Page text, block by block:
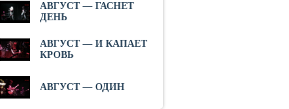
АВГУСТ — ГАСНЕТ
ДЕНЬ
АВГУСТ — И КАПАЕТ
КРОВЬ
АВГУСТ — ОДИН